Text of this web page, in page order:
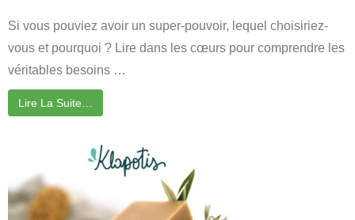
Si vous pouviez avoir un super-pouvoir, lequel choisiriez-
vous et pourquoi ? Lire dans les cœurs pour comprendre les
véritables besoins …
Lire La Suite…